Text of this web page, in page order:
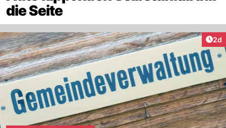
die Seite
2d